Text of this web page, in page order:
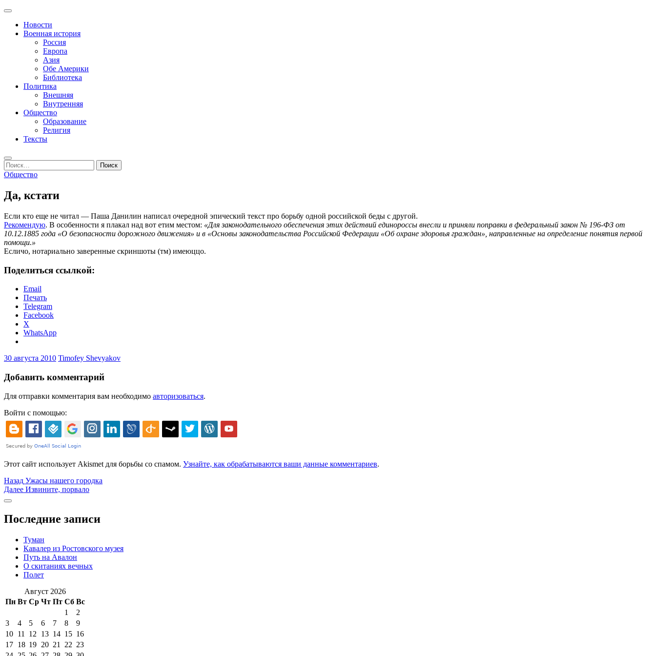
Перейти
содержимому
Журнал старого ворчуна
Записки пенсионера и геймера
Основное
Новости
Военная история
Россия
Европа
Азия
Обе Америки
Библиотека
Политика
Внешняя
Внутренняя
Общество
Образование
Религия
Тексты
Поиск
Найти:
Общество
Да, кстати
Если кто еще не читал — Паша Данилин написал очередной эпический текст про борьбу одной российской беды с другой.
Рекомендую. В особенности я плакал над вот етим местом: «Для законодательного обеспечения этих действий единороссы внесли и приняли поправки в федеральный закон № 196-ФЗ от
10.12.1885 года «О безопасности дорожного движения» и в «Основы законодательства Российской Федерации «Об охране здоровья граждан», направленные на определение понятия первой
помощи.»
Есличо, нотариально заверенные скриншоты (тм) имеюццо.
Поделиться ссылкой:
Email
Печать
Telegram
Facebook
X
WhatsApp
30 августа 2010 Timofey Shevyakov
Добавить комментарий
Для отправки комментария вам необходимо авторизоваться.
Войти с помощью:
Этот сайт использует Akismet для борьбы со спамом. Узнайте, как обрабатываются ваши данные комментариев.
Навигация
по
Назад Предыдущая
запись:
Ужасы нашего городка
Далее Следующая
Извините, порвало
Боковая
Последние записи
Туман
Кавалер из Ростовского музея
Путь на Авалон
О скитаниях вечных
Полет
Август 2026
Пн Вт Ср Чт Пт Сб Вс
1
2
3
4 5 6 7 8
9
10 11 12 13 14 15 16
17 18 19 20 21 22 23